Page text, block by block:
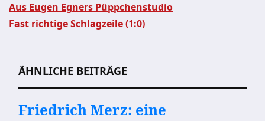
Aus Eugen Egners Püppchenstudio
Fast richtige Schlagzeile (1:0)
ÄHNLICHE BEITRÄGE
Friedrich Merz: eine